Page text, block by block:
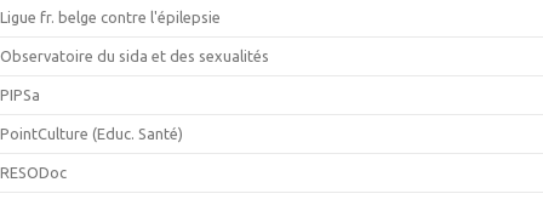
Ligue fr. belge contre l'épilepsie
Observatoire du sida et des sexualités
PIPSa
PointCulture (Educ. Santé)
RESODoc